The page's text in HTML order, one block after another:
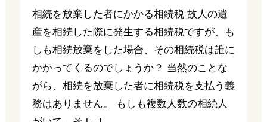
相続を放棄した者にかかる相続税 故人の遺
産を相続した際に発生する相続税ですが、も
しも相続放棄をした場合、その相続税は誰に
かかってくるのでしょうか？ 当然のことな
がら、相続を放棄した者に相続税を支払う義
務はありません。 もしも複数人数の相続人